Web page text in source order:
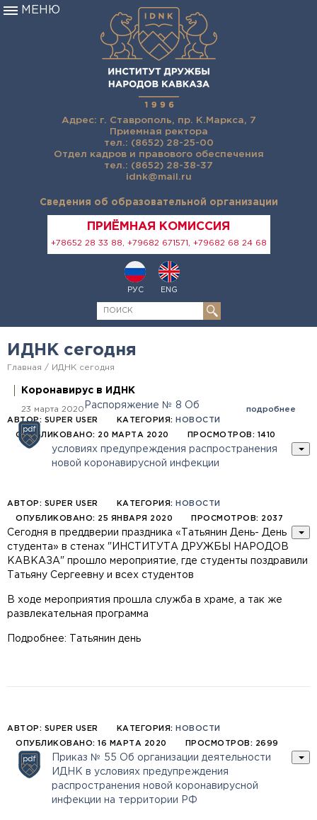
Адрес: г. Ставрополь, пр. К.Маркса, 7
Приемная ректора
тел.: (8652) 28-25-00
Отдел кадров и правового обеспечения
тел.: (8652) 28-38-37
idnk@mail.ru
Сведения об образовательной организации
ПРИЁМНАЯ КОМИССИЯ
+78652 28 33 88, +79682 671571, +79682 68 24 68
РУС ENG
МЕНЮ
ИДНК сегодня
Главная ИДНК сегодня
Коронавирус в ИДНК
23 марта 2020 подробнее
АВТОР: SUPER USER КАТЕГОРИЯ: НОВОСТИ
ОПУБЛИКОВАНО: 20 МАРТА 2020 ПРОСМОТРОВ: 1410
Распоряжение № 8 Об
условиях предупреждения распространения
новой коронавирусной инфекции
АВТОР: SUPER USER КАТЕГОРИЯ: НОВОСТИ
ОПУБЛИКОВАНО: 25 ЯНВАРЯ 2020 ПРОСМОТРОВ: 2037
Сегодня в преддверии праздника «Татьянин День- День
студента» в стенах "ИНСТИТУТА ДРУЖБЫ НАРОДОВ
КАВКАЗА" прошло мероприятие, где студенты поздравили
Татьяну Сергеевну и всех студентов
В ходе мероприятия прошла служба в храме, а так же
развлекательная программа
Подробнее: Татьянин день
АВТОР: SUPER USER КАТЕГОРИЯ: НОВОСТИ
ОПУБЛИКОВАНО: 16 МАРТА 2020 ПРОСМОТРОВ: 2699
Приказ № 55 Об организации деятельности
ИДНК в условиях предупреждения
распространения новой коронавирусной
инфекции на территории РФ